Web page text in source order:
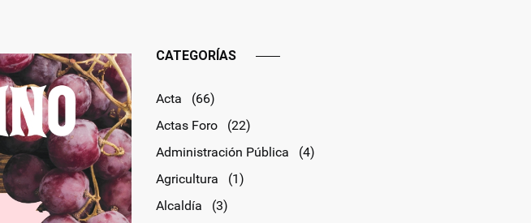
CATEGORÍAS
Acta
(66)
Actas Foro
(22)
Administración Pública
(4)
Agricultura
(1)
Alcaldía
(3)